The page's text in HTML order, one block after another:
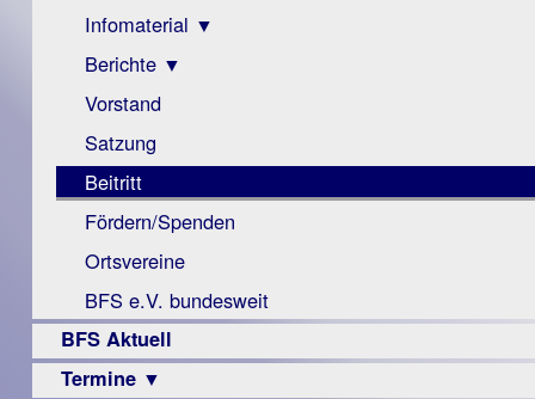
Infomaterial ▼
Visus
Zeitschrift
Monokular
Mac
Instagram-
Links
Berichte ▼
Archiv
Berichte
Vorstand
Satzung
Beitritt
Fördern/Spenden
Ortsvereine
BFS e.V. bundesweit
BFS Aktuell
Termine ▼